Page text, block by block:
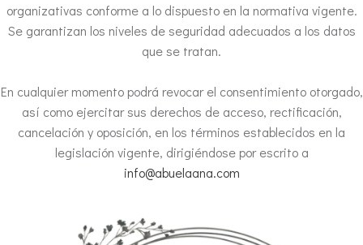
organizativas conforme a lo dispuesto en la normativa vigente.
Se garantizan los niveles de seguridad adecuados a los datos
que se tratan.
En cualquier momento podrá revocar el consentimiento otorgado,
así como ejercitar sus derechos de acceso, rectificación,
cancelación y oposición, en los términos establecidos en la
legislación vigente, dirigiéndose por escrito a
info@abuelaana.com